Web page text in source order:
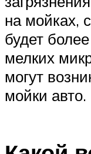
на мойках,
будет
мелких
могут
мойки авто.